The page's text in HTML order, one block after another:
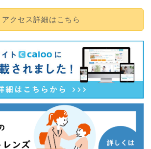
アクセス詳細はこちら